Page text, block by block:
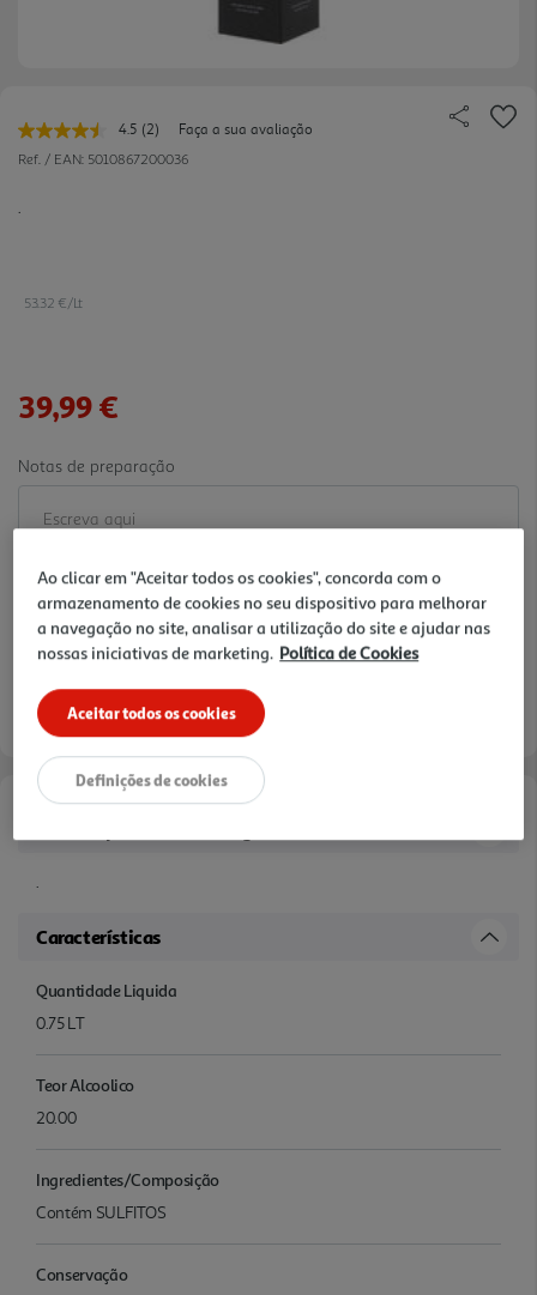
4.5 Leu
2
(2)
Faça a sua avaliação
Ref. / EAN: 5010867200036
53.32 €/Lt
39,99 €
Notas de preparação
.
Características
Quantidade Liquida
0.75 LT
Teor Alcoolico
20.00
Ingredientes/Composição
Contém SULFITOS
Conservação
Ao clicar em "Aceitar todos os cookies", concorda com o
armazenamento de cookies no seu dispositivo para melhorar
a navegação no site, analisar a utilização do site e ajudar nas
nossas iniciativas de marketing. Política de Cookies
Aceitar todos os cookies
Definições de cookies